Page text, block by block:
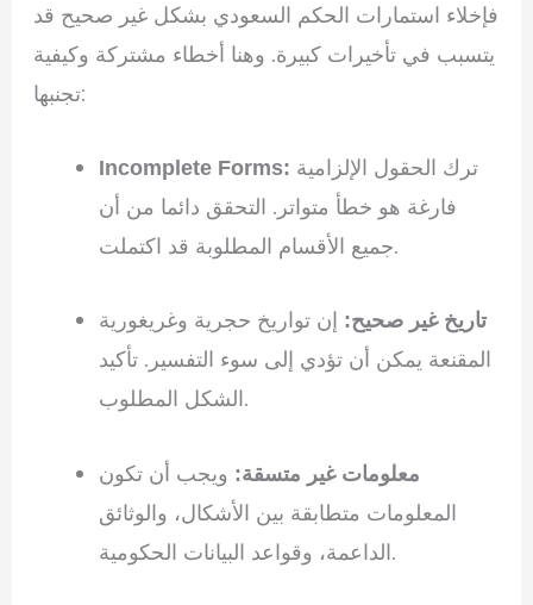
فإخلاء استمارات الحكم السعودي بشكل غير صحيح قد
يتسبب في تأخيرات كبيرة. وهنا أخطاء مشتركة وكيفية
تجنبها:
Incomplete Forms:
فارغة هو خطأ متواتر. التحقق دائما من أن
جميع الأقسام المطلوبة قد اكتملت.
تاريخ غير صحيح: إن تواريخ حجرية وغريغورية
المقنعة يمكن أن تؤدي إلى سوء التفسير. تأكيد
الشكل المطلوب.
معلومات غير متسقة: ويجب أن تكون
المعلومات متطابقة بين الأشكال، والوثائق
الداعمة، وقواعد البيانات الحكومية.